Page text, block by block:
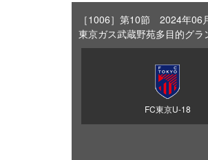
［1006］第10節 2024年
東京ガス武蔵野苑多目的グラ
FC東京U-18